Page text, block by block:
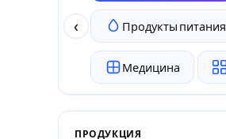
‹ Продукты питания
Медицина
ПРОДУКЦИЯ